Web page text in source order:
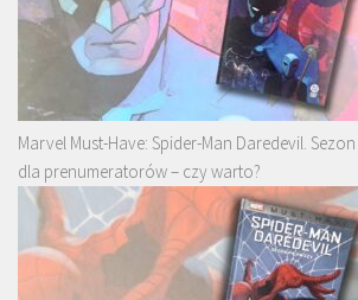
Marvel Must-Have: Spider-Man Daredevil.
dla prenumeratorów – czy warto?